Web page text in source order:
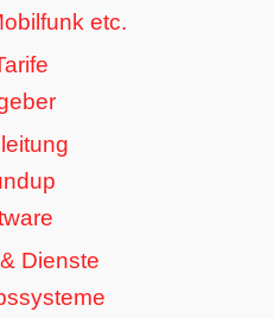
etc.
Dienste